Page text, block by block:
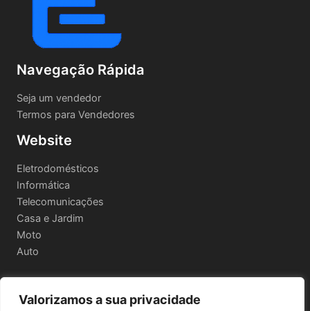
Valorizamos a sua privacidade
Navegação Rápida
Seja um vendedor
Termos para Vendedores
Website
Eletrodomésticos
Informática
Telecomunicações
Casa e Jardim
Moto
Auto
Informações Legais